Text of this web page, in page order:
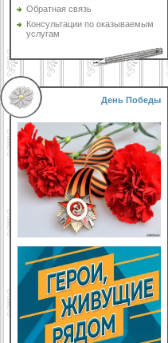
Обратная связь
Консультации по оказываемым
услугам
День Победы